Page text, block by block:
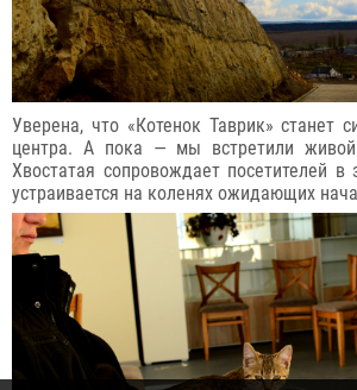
Уверена, что «Котенок Таврик» станет
центра. А пока — мы встретили живой
Хвостатая сопровождает посетителей в
устраивается на коленях ожидающих